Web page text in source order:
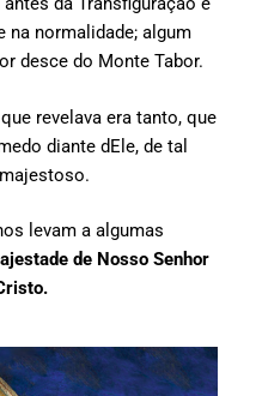
na normalidade; algum
desce do Monte Tabor.
era tanto, que
diante dEle, de tal
a algumas
de Nosso Senhor